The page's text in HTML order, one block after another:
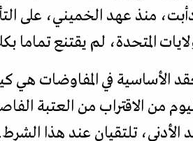
منذ عهد الخميني، على
المتحدة، لم يقتنع تماما
الأساسية في المفاوضات هي
من الاقتراب من العتبة
الأدنى، تلتقيان عند هذا